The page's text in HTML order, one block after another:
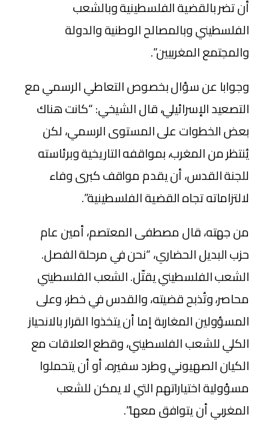
أن تضر بالقضية الفلسطينية وبالشعب
الفلسطيني وبالمصالح الوطنية والدولة
والمجتمع المغربيين”.
وجوابا عن سؤال بخصوص التعاطي الرسمي مع
التصعيد الإسرائيلي، قال الشيخي: “كانت هناك
بعض الخطوات على المستوى الرسمي، لكن
يُنتظر من المغرب، بمواقفه التاريخية وبرئاسته
للجنة القدس، أن يقدم مواقف كبرى وفاء
لالتزاماته تجاه القضية الفلسطينية”.
من جهته، قال مصطفى المعتصم، أمين عام
حزب البديل الحضاري، “نحن في مرحلة الفصل.
الشعب الفلسطيني يقتّل. الشعب الفلسطيني
محاصر، وتُذبح قضيته، والقدس في خطر، وعلى
المسؤولين المغاربة إما أن يتخذوا القرار بالانحياز
الكلي للشعب الفلسطيني، وقطع العلاقات مع
الكيان الصهيوني وطرد سفيره، أو أن يتحملوا
مسؤولية اختياراتهم التي لا يمكن للشعب
المغربي أن يتوافق معها”.